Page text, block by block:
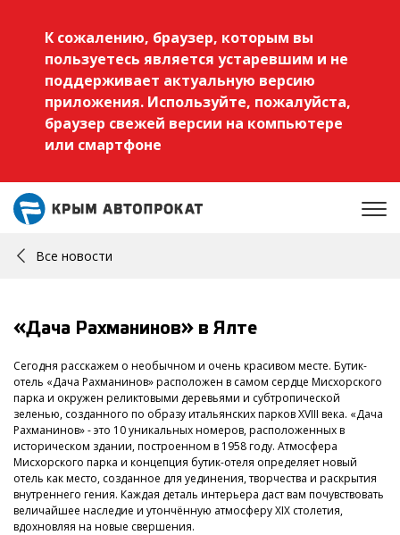
К сожалению, браузер, которым вы
пользуетесь является устаревшим и не
поддерживает актуальную версию
приложения. Используйте, пожалуйста,
браузер свежей версии на компьютере
или смартфоне
Все новости
«Дача Рахманинов» в Ялте
Сегодня расскажем о необычном и очень красивом месте. Бутик-
отель «Дача Рахманинов» расположен в самом сердце Мисхорского
парка и окружен реликтовыми деревьями и субтропической
зеленью, созданного по образу итальянских парков ХVIII века. «Дача
Рахманинов» - это 10 уникальных номеров, расположенных в
историческом здании, построенном в 1958 году. Атмосфера
Мисхорского парка и концепция бутик-отеля определяет новый
отель как место, созданное для уединения, творчества и раскрытия
внутреннего гения. Каждая деталь интерьера даст вам почувствовать
величайшее наследие и утончённую атмосферу XIX столетия,
вдохновляя на новые свершения.